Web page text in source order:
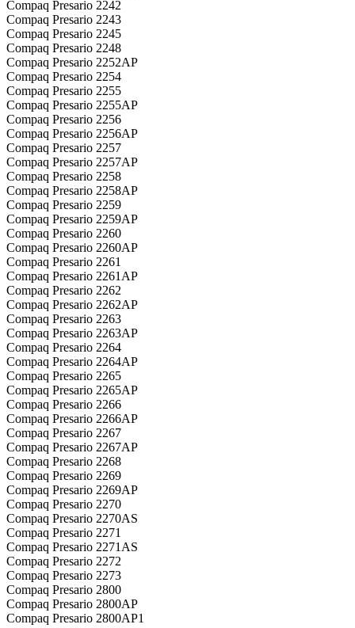
Compaq Presario 2242
Compaq Presario 2243
Compaq Presario 2245
Compaq Presario 2248
Compaq Presario 2252AP
Compaq Presario 2254
Compaq Presario 2255
Compaq Presario 2255AP
Compaq Presario 2256
Compaq Presario 2256AP
Compaq Presario 2257
Compaq Presario 2257AP
Compaq Presario 2258
Compaq Presario 2258AP
Compaq Presario 2259
Compaq Presario 2259AP
Compaq Presario 2260
Compaq Presario 2260AP
Compaq Presario 2261
Compaq Presario 2261AP
Compaq Presario 2262
Compaq Presario 2262AP
Compaq Presario 2263
Compaq Presario 2263AP
Compaq Presario 2264
Compaq Presario 2264AP
Compaq Presario 2265
Compaq Presario 2265AP
Compaq Presario 2266
Compaq Presario 2266AP
Compaq Presario 2267
Compaq Presario 2267AP
Compaq Presario 2268
Compaq Presario 2269
Compaq Presario 2269AP
Compaq Presario 2270
Compaq Presario 2270AS
Compaq Presario 2271
Compaq Presario 2271AS
Compaq Presario 2272
Compaq Presario 2273
Compaq Presario 2800
Compaq Presario 2800AP
Compaq Presario 2800AP1